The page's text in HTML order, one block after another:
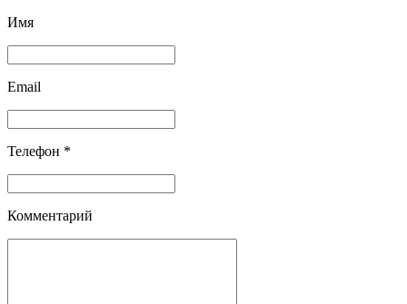
Имя
Email
Телефон *
Комментарий